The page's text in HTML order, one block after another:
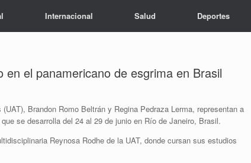
Internacional Salud Deportes
el panamericano de esgrima en Brasil
Brandon Romo Beltrán y Regina Pedraza Lerma, representan a
se desarrolla del 24 al 29 de junio en Río de Janeiro, Brasil.
Reynosa Rodhe de la UAT, donde cursan sus estudios